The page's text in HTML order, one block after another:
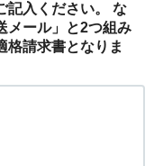
記入ください。 な
メール」と2つ組み
格請求書となりま